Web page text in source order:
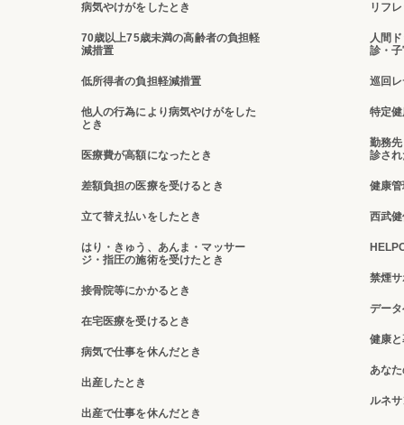
病気やけがをしたとき
70歳以上75歳未満の高齢者の負担軽
減措置
低所得者の負担軽減措置
他人の行為により病気やけがをした
とき
医療費が高額になったとき
差額負担の医療を受けるとき
立て替え払いをしたとき
はり・きゅう、あんま・マッサー
ジ・指圧の施術を受けたとき
接骨院等にかかるとき
在宅医療を受けるとき
病気で仕事を休んだとき
出産したとき
出産で仕事を休んだとき
リフ
人間
診・
巡回
特定
勤務
診さ
健康
西武
禁煙
デー
健康
あな
ルネ